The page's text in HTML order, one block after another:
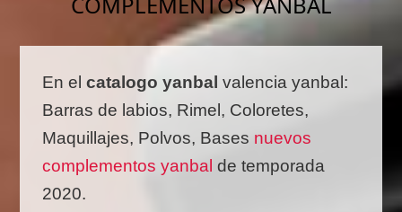
En elcatalogo yanbal valencia yanbal:
Barras de labios, Rimel, Coloretes,
Maquillajes, Polvos, Bases nuevos
complementos yanbal de temporada
2020.